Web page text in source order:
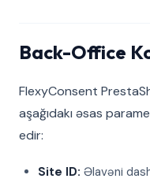
Back-Office
FlexyConsent
aşağıdakı əsas
edir:
Site ID: Əlavəni